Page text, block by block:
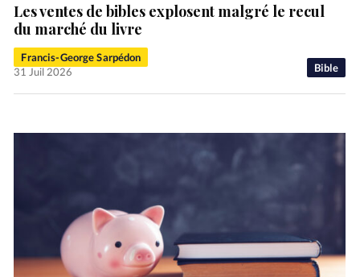
Bible
Les ventes de bibles explosent malgré le recul
du marché du livre
Francis-George Sarpédon
31 Juil 2026